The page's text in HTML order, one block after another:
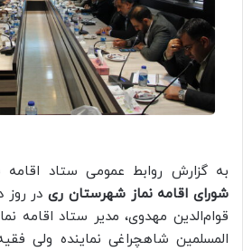
به گزارش روابط عمومی ستاد اقامه
شورای اقامه نماز شهرستان ریدر روز
قوام‌الدین مهدوی، مدیر ستاد اقامه
المسلمین شاهچراغی نماینده ولی